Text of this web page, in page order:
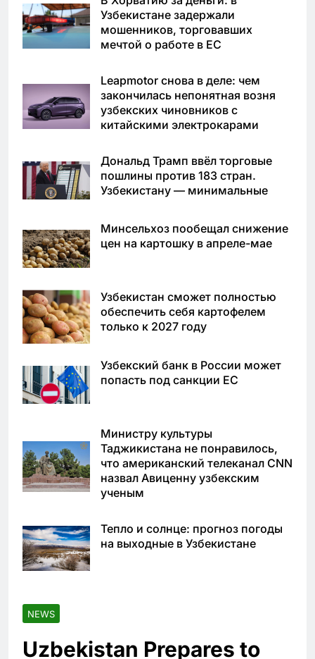
Узбекистане задержали
мошенников, торговавших
мечтой о работе в ЕС
Leapmotor снова в деле: чем
закончилась непонятная возня
узбекских чиновников с
китайскими электрокарами
Дональд Трамп ввёл торговые
пошлины против 183 стран.
Узбекистану — минимальные
Минсельхоз пообещал снижение
цен на картошку в апреле-мае
Узбекистан сможет полностью
обеспечить себя картофелем
только к 2027 году
Узбекский банк в России может
попасть под санкции ЕС
Министру культуры
Таджикистана не понравилось,
что американский телеканал CNN
назвал Авиценну узбекским
ученым
Тепло и солнце: прогноз погоды
на выходные в Узбекистане
NEWS
Uzbekistan Prepares to